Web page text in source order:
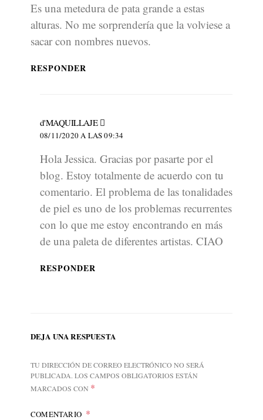
Es una metedura de pata grande a estas
alturas. No me sorprendería que la volviese a
sacar con nombres nuevos.
RESPONDER
d'MAQUILLAJE
08/11/2020 A LAS 09:34
Hola Jessica. Gracias por pasarte por el
blog. Estoy totalmente de acuerdo con tu
comentario. El problema de las tonalidades
de piel es uno de los problemas recurrentes
con lo que me estoy encontrando en más
de una paleta de diferentes artistas. CIAO
RESPONDER
DEJA UNA RESPUESTA
TU DIRECCIÓN DE CORREO ELECTRÓNICO NO SERÁ
PUBLICADA. LOS CAMPOS OBLIGATORIOS ESTÁN
MARCADOS CON *
COMENTARIO